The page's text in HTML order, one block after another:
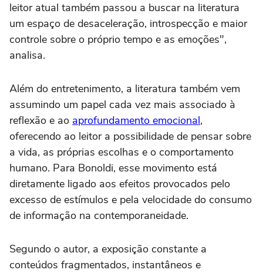
leitor atual também passou a buscar na literatura
um espaço de desaceleração, introspecção e maior
controle sobre o próprio tempo e as emoções",
analisa.
Além do entretenimento, a literatura também vem
assumindo um papel cada vez mais associado à
reflexão e ao aprofundamento emocional,
oferecendo ao leitor a possibilidade de pensar sobre
a vida, as próprias escolhas e o comportamento
humano. Para Bonoldi, esse movimento está
diretamente ligado aos efeitos provocados pelo
excesso de estímulos e pela velocidade do consumo
de informação na contemporaneidade.
Segundo o autor, a exposição constante a
conteúdos fragmentados, instantâneos e